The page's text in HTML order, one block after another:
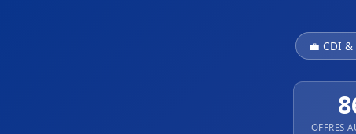
💼 CDI &
OFFRES